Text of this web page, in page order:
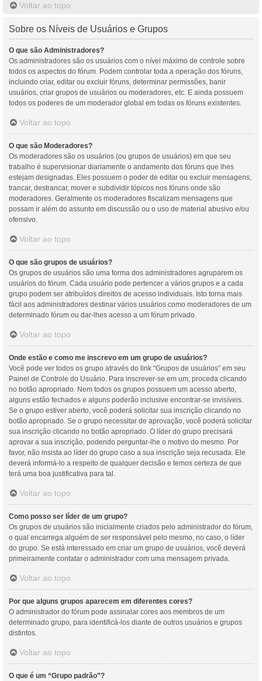
Voltar ao topo
Sobre os Níveis de Usuários e Grupos
O que são Administradores?
Os administradores são os usuários com o nível máximo de controle sobre
todos os aspectos do fórum. Podem controlar toda a operação dos fóruns,
incluindo criar, editar ou excluir fóruns, determinar permissões, banir
usuários, criar grupos de usuários ou moderadores, etc. E ainda possuem
todos os poderes de um moderador global em todas os fóruns existentes.
Voltar ao topo
O que são Moderadores?
Os moderadores são os usuários (ou grupos de usuários) em que seu
trabalho é supervisionar diariamente o andamento dos fóruns que lhes
estejam designadas. Eles possuem o poder de editar ou excluir mensagens,
trancar, destrancar, mover e subdividir tópicos nos fóruns onde são
moderadores. Geralmente os moderadores fiscalizam mensagens que
possam ir além do assunto em discussão ou o uso de material abusivo e/ou
ofensivo.
Voltar ao topo
O que são grupos de usuários?
Os grupos de usuários são uma forma dos administradores agruparem os
usuários do fórum. Cada usuário pode pertencer a vários grupos e a cada
grupo podem ser atribuídos direitos de acesso individuais. Isto torna mais
fácil aos administradores destinar vários usuários como moderadores de um
determinado fórum ou dar-lhes acesso a um fórum privado.
Voltar ao topo
Onde estão e como me inscrevo em um grupo de usuários?
Você pode ver todos os grupo através do link “Grupos de usuários” em seu
Painel de Controle do Usuário. Para inscrever-se em um, proceda clicando
no botão apropriado. Nem todos os grupos possuem um acesso aberto,
alguns estão fechados e alguns poderão inclusive encontrar-se invisíveis.
Se o grupo estiver aberto, você poderá solicitar sua inscrição clicando no
botão apropriado. Se o grupo necessitar de aprovação, você poderá solicitar
sua inscrição clicando no botão apropriado. O líder do grupo precisará
aprovar a sua inscrição, podendo perguntar-lhe o motivo do mesmo. Por
favor, não insista ao líder do grupo caso a sua inscrição seja recusada. Ele
deverá informá-lo a respeito de qualquer decisão e temos certeza de que
terá uma boa justificativa para tal.
Voltar ao topo
Como posso ser líder de um grupo?
Os grupos de usuários são inicialmente criados pelo administrador do fórum,
o qual encarrega alguém de ser responsável pelo mesmo, no caso, o líder
do grupo. Se está interessado em criar um grupo de usuários, você deverá
primeiramente contatar o administrador com uma mensagem privada.
Voltar ao topo
Por que alguns grupos aparecem em diferentes cores?
O administrador do fórum pode assinalar cores aos membros de um
determinado grupo, para identificá-los diante de outros usuários e grupos
distintos.
Voltar ao topo
O que é um “Grupo padrão”?